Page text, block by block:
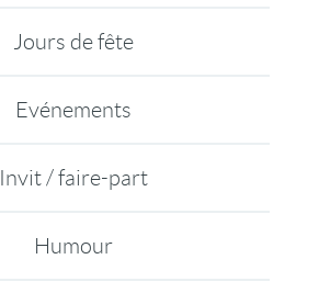
Jours de fête
Evénements
Invit / faire-part
Humour